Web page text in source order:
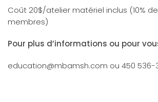
Coût 20$/atelier matériel inclus (10%
membres)
Pour plus d’informations ou pour
education@mbamsh.com ou 450 536-